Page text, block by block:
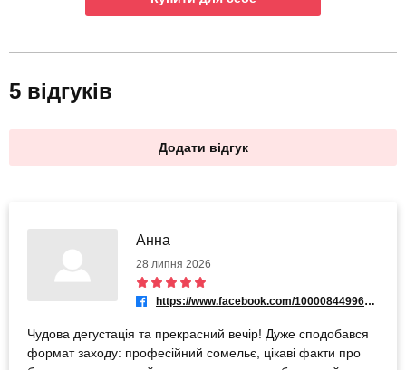
5 відгуків
Додати відгук
Анна
28 липня 2026
https://www.facebook.com/100008449962001
Чудова дегустація та прекрасний вечір! Дуже сподобався
формат заходу: професійний сомельє, цікаві факти про